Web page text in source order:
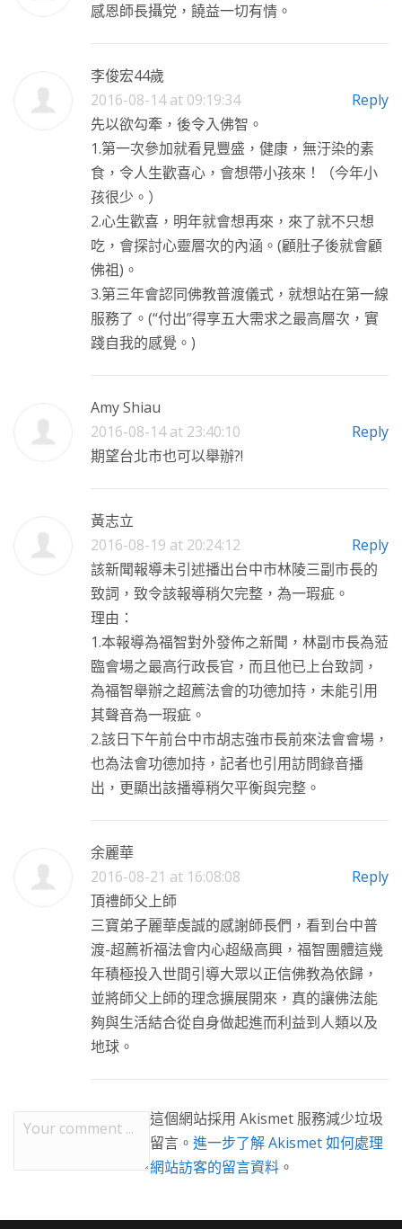
感恩師長攝党，饒益一切有情。
李俊宏44歲
2016-08-14 at 09:19:34
Reply
先以欲勾牽，後令入佛智。
1.第一次參加就看見豐盛，健康，無汙染的素
食，令人生歡喜心，會想帶小孩來！（今年小
孩很少。）
2.心生歡喜，明年就會想再來，來了就不只想
吃，會探討心靈層次的內涵。(顧肚子後就會顧
佛祖)。
3.第三年會認同佛教普渡儀式，就想站在第一線
服務了。(“付出”得享五大需求之最高層次，實
踐自我的感覺。)
Amy Shiau
2016-08-14 at 23:40:10
Reply
期望台北市也可以舉辦?!
黃志立
2016-08-19 at 20:24:12
Reply
該新聞報導未引述播出台中市林陵三副市長的
致詞，致令該報導稍欠完整，為一瑕疵。
理由：
1.本報導為福智對外發佈之新聞，林副市長為蒞
臨會場之最高行政長官，而且他已上台致詞，
為福智舉辦之超薦法會的功德加持，未能引用
其聲音為一瑕疵。
2.該日下午前台中市胡志強市長前來法會會場，
也為法會功德加持，記者也引用訪問錄音播
出，更顯出該播導稍欠平衡與完整。
余麗華
2016-08-21 at 16:08:08
Reply
頂禮師父上師
三寶弟子麗華虔誠的感謝師長們，看到台中普
渡-超薦祈福法會内心超級高興，福智團體這幾
年積極投入世間引導大眾以正信佛教為依歸，
並將師父上師的理念擴展開來，真的讓佛法能
夠與生活結合從自身做起進而利益到人類以及
地球。
這個網站採用 Akismet 服務減少垃圾
留言。 進一步了解 Akismet 如何處理
網站訪客的留言資料 。